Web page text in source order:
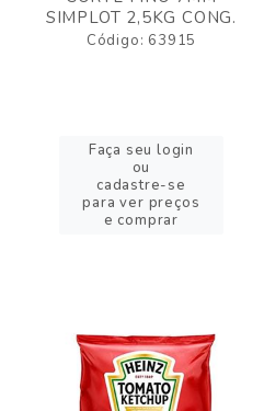
SIMPLOT 2,5KG CONG.
Código: 63915
Faça seu login
ou
cadastre-se
para ver preços
e comprar